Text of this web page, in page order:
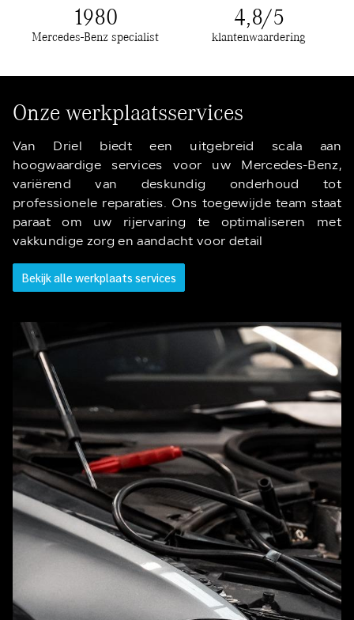
1980
Mercedes-Benz specialist
4,8/5
klantenwaardering
Onze werkplaatsservices
Van Driel biedt een uitgebreid scala aan
hoogwaardige services voor uw Mercedes-Benz,
variërend van deskundig onderhoud tot
professionele reparaties. Ons toegewijde team staat
paraat om uw rijervaring te optimaliseren met
vakkundige zorg en aandacht voor detail
Bekijk alle werkplaats services